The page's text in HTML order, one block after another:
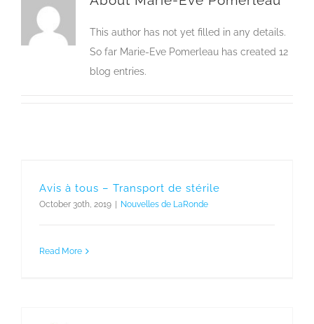
This author has not yet filled in any details.
So far Marie-Eve Pomerleau has created 12
blog entries.
Avis à tous – Transport de stérile
October 30th, 2019 Nouvelles de LaRonde
Read More